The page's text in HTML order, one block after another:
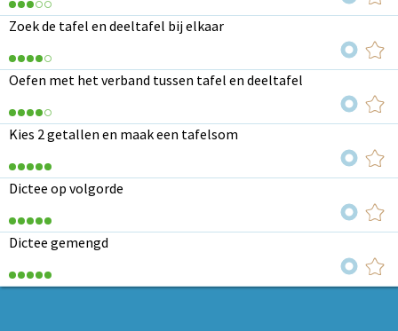
Zoek de tafel en deeltafel bij elkaar
Oefen met het verband tussen tafel en deeltafel
Kies 2 getallen en maak een tafelsom
Dictee op volgorde
Dictee gemengd